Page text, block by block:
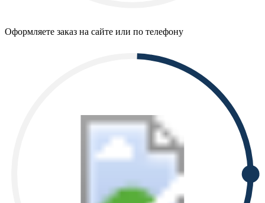
Оформляете заказ на сайте или по телефону